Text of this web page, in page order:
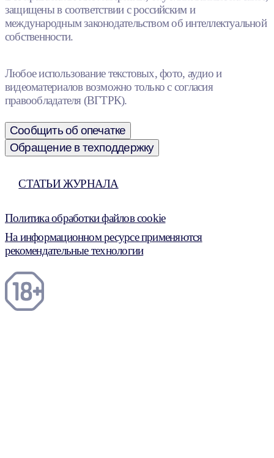
защищены в соответствии с российским и
международным законодательством об интеллектуальной
собственности.
Любое использование текстовых, фото, аудио и
видеоматериалов возможно только с согласия
правообладателя (ВГТРК).
Сообщить об опечатке
Обращение в техподдержку
СТАТЬИ ЖУРНАЛА
Политика обработки файлов cookie
На информационном ресурсе применяются
рекомендательные технологии